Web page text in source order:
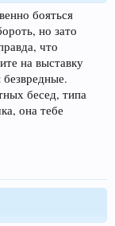
бояться
но зато
что
на выставку
бесед, типа
она тебе